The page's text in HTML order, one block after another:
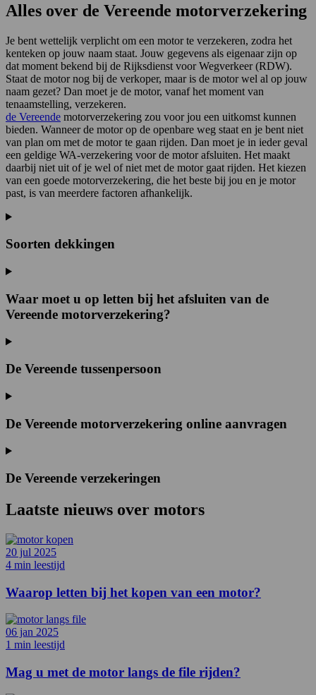
Alles over de Vereende motorverzekering
Je bent wettelijk verplicht om een motor te verzekeren, zodra het
kenteken op jouw naam staat. Jouw gegevens als eigenaar zijn op
dat moment bekend bij de Rijksdienst voor Wegverkeer (RDW).
Staat de motor nog bij de verkoper, maar is de motor wel al op jouw
naam gezet? Dan moet je de motor, vanaf het moment van
tenaamstelling, verzekeren.
de Vereende motorverzekering zou voor jou een uitkomst kunnen
bieden. Wanneer de motor op de openbare weg staat en je bent niet
van plan om met de motor te gaan rijden. Dan moet je in ieder geval
een geldige WA-verzekering voor de motor afsluiten. Het maakt
daarbij niet uit of je wel of niet met de motor gaat rijden. Het kiezen
van een goede motorverzekering, die het beste bij jou en je motor
past, is van meerdere factoren afhankelijk.
Soorten dekkingen
Waar moet u op letten bij het afsluiten van de
Vereende motorverzekering?
De Vereende tussenpersoon
De Vereende motorverzekering online aanvragen
De Vereende verzekeringen
Laatste nieuws over motors
20 jul 2025
4 min leestijd
Waarop letten bij het kopen van een motor?
06 jan 2025
1 min leestijd
Mag u met de motor langs de file rijden?